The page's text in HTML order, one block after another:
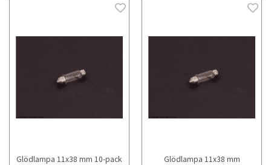
Glödlampa 11x38 mm 10-pack Glödlampa 11x38 mm